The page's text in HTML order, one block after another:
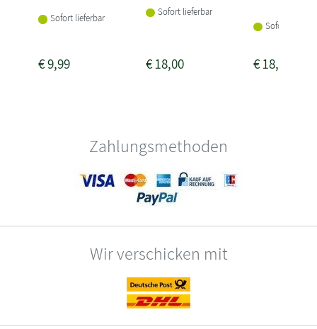
Sofort lieferbar
€9,99
Sofort lieferbar
€18,00
Sofort
€18,99
Zahlungsmethoden
Wir verschicken mit